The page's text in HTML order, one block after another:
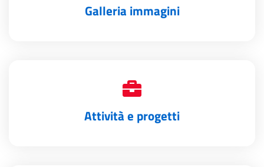
Galleria immagini
Attività e progetti